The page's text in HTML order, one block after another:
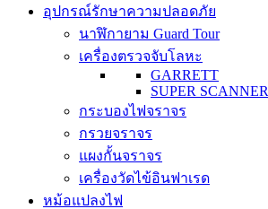
อุปกรณ์รักษาความปลอดภัย
นาฬิกายาม Guard Tour
เครื่องตรวจจับโลหะ
GARRETT
SUPER SCANNER
กระบองไฟจราจร
กรวยจราจร
แผงกั้นจราจร
เครื่องวัดไข้อินฟาเรด
หม้อแปลงไฟ